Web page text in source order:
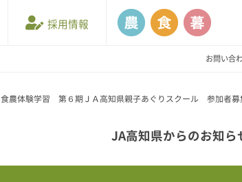
採用情報
お問い合
食農体験学習 第６期ＪＡ高知県親子あぐりスクール 参加者募
JA高知県からのお知ら